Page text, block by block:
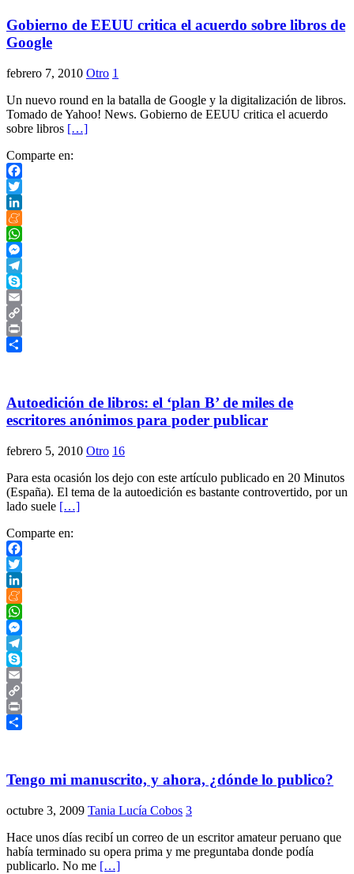
Gobierno de EEUU critica el acuerdo sobre libros de
Google
febrero 7, 2010 Otro 1
Un nuevo round en la batalla de Google y la digitalización de libros.
Tomado de Yahoo! News. Gobierno de EEUU critica el acuerdo
sobre libros […]
Comparte en:
Facebook
Twitter
LinkedIn
Meneame
WhatsApp
Messenger
Telegram
Skype
Email
Copy
Link
Print
Autoedición de libros: el ‘plan B’ de miles de
escritores anónimos para poder publicar
febrero 5, 2010 Otro 16
Para esta ocasión los dejo con este artículo publicado en 20 Minutos
(España). El tema de la autoedición es bastante controvertido, por un
lado suele […]
Comparte en:
Facebook
Twitter
LinkedIn
Meneame
WhatsApp
Messenger
Telegram
Skype
Email
Copy
Link
Print
Tengo mi manuscrito, y ahora, ¿dónde lo publico?
octubre 3, 2009 Tania Lucía Cobos 3
Hace unos días recibí un correo de un escritor amateur peruano que
había terminado su opera prima y me preguntaba donde podía
publicarlo. No me […]